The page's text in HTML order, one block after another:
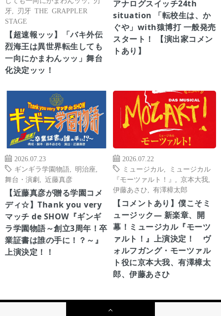
牙
刃牙 THE GRAPPLER
STAGE
【超速報ッッ】「バキ外伝
烈海王は異世界転生しても
一向にかまわんッッ」舞台
化決定ッッ！
アナログスイッチ24th
situation 「転校生は、か
ぐや」with猿博打 一般発売
スタート！ 【演出家コメン
トあり】
2026.07.23
ギンギラ学園物語
明治座
舞台・演劇
近藤真彦
【近藤真彦が贈る学園コメ
ディ☆】Thank you very
マッチ de SHOW『ギンギ
ラ学園物語～創立3周年！卒
業証書は誰の手に！？～』
上演決定！！
2026.07.22
ミュージカル
ミュージカル
『モーツァルト！』
京本大我
伊藤あさひ
有澤樟太郎
【コメントあり】僕こそミ
ュージック― 新楽章、開
幕！ミュージカル『モーツ
ァルト！』上演決定！ ヴ
ォルフガング・モーツァル
ト役に京本大我、有澤樟太
郎、伊藤あさひ